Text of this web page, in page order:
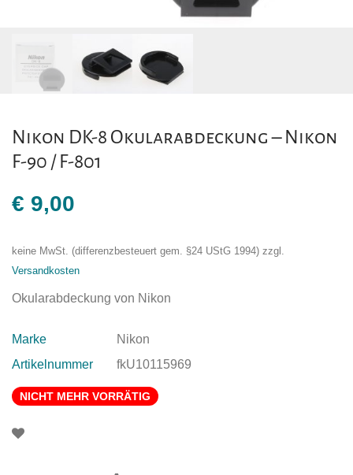
Nikon DK-8 Okularabdeckung – Nikon
F-90 / F-801
€ 9,00
keine MwSt. (differenzbesteuert gem. §24 UStG 1994) zzgl.
Versandkosten
Okularabdeckung von Nikon
Marke
Nikon
Artikelnummer
fkU10115969
NICHT MEHR VORRÄTIG